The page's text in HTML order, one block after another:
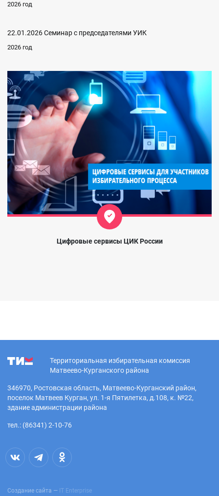
2026 год
22.01.2026 Семинар с председателями УИК
2026 год
Цифровые сервисы ЦИК России
Территориальная избирательная комиссия
Матвеево-Курганского района
346970, Ростовская область, Матвеево-Курганский район,
поселок Матвеев Курган, ул. 1-я Пятилетка, д.108, к. №22,
здание администрации района
тел.: (86341) 2-10-76
Создание сайта — IT Enterprise